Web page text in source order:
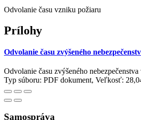
Odvolanie času vzniku požiaru
Prílohy
Odvolanie času zvýšeného
Odvolanie času zvýšeného
Typ súboru: PDF dokument, Veľkosť:
Samospráva